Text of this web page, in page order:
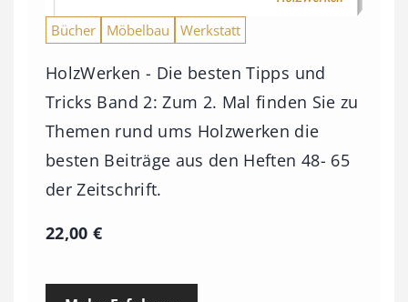
Bücher Möbelbau Werkstatt
HolzWerken - Die besten Tipps und
Tricks Band 2: Zum 2. Mal finden Sie zu
Themen rund ums Holzwerken die
besten Beiträge aus den Heften 48- 65
der Zeitschrift.
22,00€